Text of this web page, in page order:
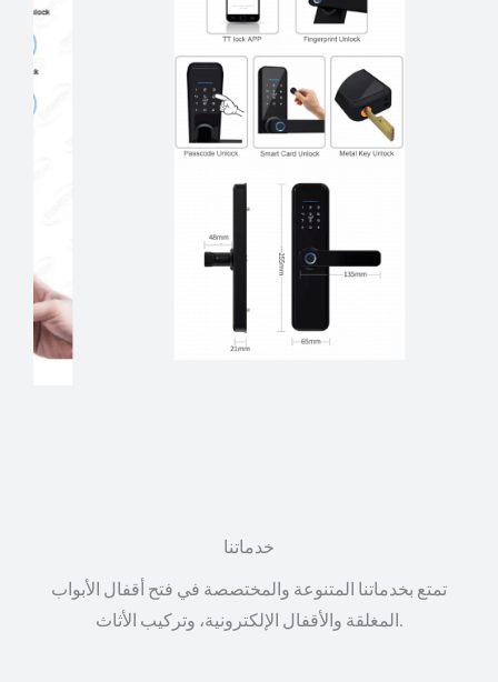
خدماتنا
تمتع بخدماتنا المتنوعة والمختصصة في فتح أقفال الأبواب